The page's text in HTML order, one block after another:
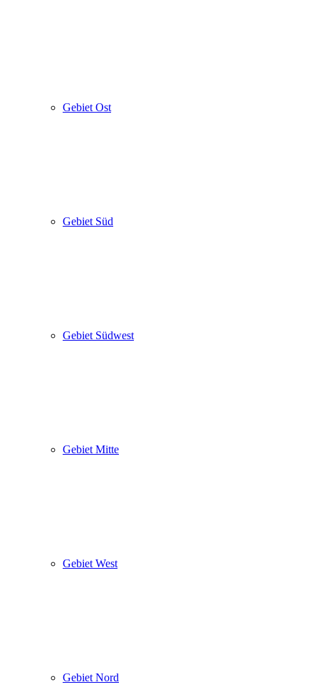
Gebiet Ost
Gebiet Süd
Gebiet Südwest
Gebiet Mitte
Gebiet West
Gebiet Nord